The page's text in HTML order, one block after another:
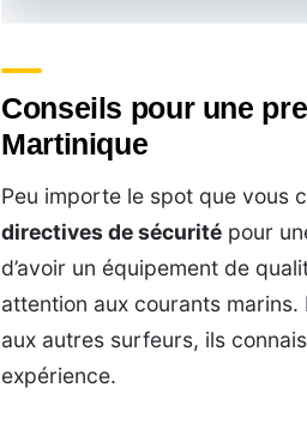
Conseils pour une
Martinique
Peu importe le spot que vous
directives de sécurité pour
d’avoir un équipement de
attention aux courants marins.
aux autres surfeurs, ils
expérience.